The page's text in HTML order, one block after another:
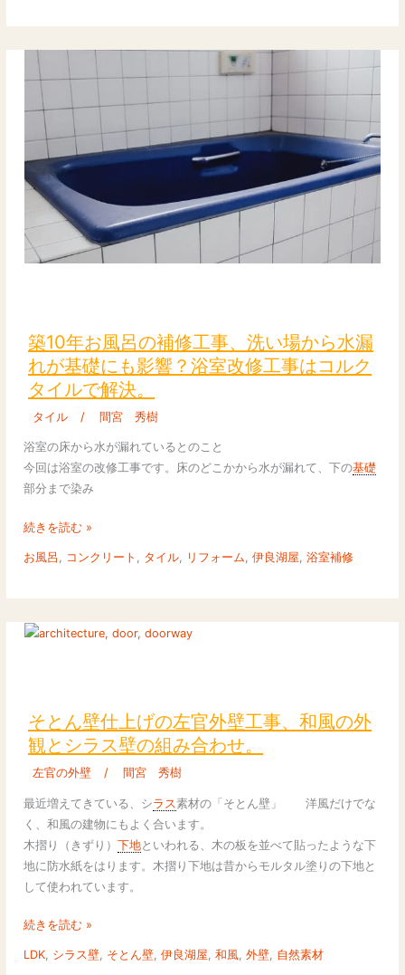
ブ
ド
で
高
級
築10年お風呂の補修工事、洗い場から水漏
れが基礎にも影響？浴室改修工事はコルク
タイルで解決。
タイル / 間宮 秀樹
浴室の床から水が漏れているとのこと
今回は浴室の改修工事です。床のどこかから水が漏れて、下の基礎
部分まで染み
年
お
風
呂
の
修
工
事、
洗
場
水
礎
に
も
響？
浴
室
改
修
は
続きを読む »
お風呂 コンクリート タイル リフォーム ,伊良湖屋 ,浴室補修
そとん壁仕上げの左官外壁工事、和風の外
観とシラス壁の組み合わせ。
左官の外壁 / 間宮 秀樹
最近増えてきている、シラス素材の「そとん壁」 洋風だけでな
く、和風の建物にもよく合います。
木摺り（きずり）下地といわれる、木の板を並べて貼ったような下
地に防水紙をはります。木摺り下地は昔からモルタル塗りの下地と
して使われています。
壁
仕
上
げ
左
官
工
和
続きを読む »
LDK, シラス壁, そとん壁,伊良湖屋,和風,外壁, 自然素材